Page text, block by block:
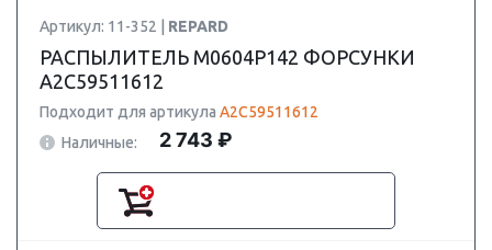
Артикул: 11-352 | REPARD
РАСПЫЛИТЕЛЬ M0604P142 ФОРСУНКИ
A2C59511612
Подходит для артикула A2C59511612
Наличные:
2 743 ₽